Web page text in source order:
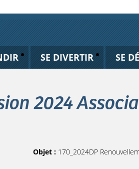
SE DIVERTIR SE
2024
Objet : 170_2024DP